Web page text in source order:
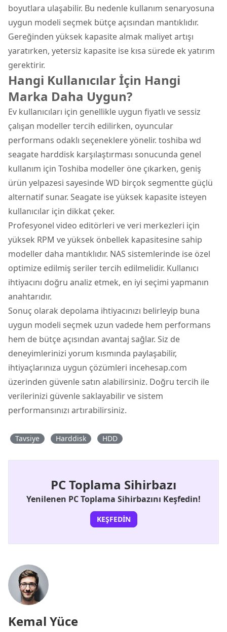
boyutlara ulaşabilir. Bu nedenle kullanım senaryosuna
uygun modeli seçmek bütçe açısından mantıklıdır.
Gereğinden yüksek kapasite almak maliyet artışı
yaratırken, yetersiz kapasite ise kısa sürede ek yatırım
gerektirir.
Hangi Kullanıcılar İçin Hangi
Marka Daha Uygun?
Ev kullanıcıları için genellikle uygun fiyatlı ve sessiz
çalışan modeller tercih edilirken, oyuncular
performans odaklı seçeneklere yönelir. toshiba wd
seagate harddisk karşılaştırması sonucunda genel
kullanım için Toshiba modeller öne çıkarken, geniş
ürün yelpazesi sayesinde WD birçok segmentte güçlü
alternatif sunar. Seagate ise yüksek kapasite isteyen
kullanıcılar için dikkat çeker.
Profesyonel video editörleri ve veri merkezleri için
yüksek RPM ve yüksek önbellek kapasitesine sahip
modeller daha mantıklıdır. NAS sistemlerinde ise özel
optimize edilmiş seriler tercih edilmelidir. Kullanıcı
ihtiyacını doğru analiz etmek, en iyi seçimi yapmanın
anahtarıdır.
Sonuç olarak depolama ihtiyacınızı belirleyip buna
uygun modeli seçmek uzun vadede hem performans
hem de bütçe açısından avantaj sağlar. Siz de
deneyimlerinizi yorum kısmında paylaşabilir,
ihtiyaçlarınıza uygun çözümleri incehesap.com
üzerinden güvenle satın alabilirsiniz. Doğru tercih ile
verilerinizi güvenle saklayabilir ve sistem
performansınızı artırabilirsiniz.
Tavsiye Harddisk HDD
PC Toplama Sihirbazı
Yenilenen PC Toplama Sihirbazını Keşfedin!
KEŞFEDIN
Kemal Yüce